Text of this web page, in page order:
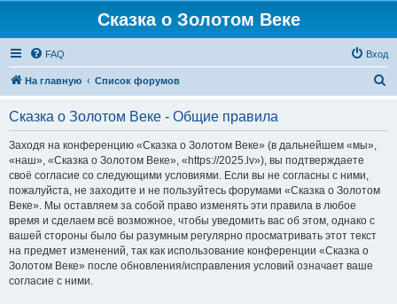
Сказка о Золотом Веке
FAQ Вход
На главную Список форумов
Сказка о Золотом Веке - Общие правила
Заходя на конференцию «Сказка о Золотом Веке» (в дальнейшем «мы»,
«наш», «Сказка о Золотом Веке», «https://2025.lv»), вы подтверждаете
своё согласие со следующими условиями. Если вы не согласны с ними,
пожалуйста, не заходите и не пользуйтесь форумами «Сказка о Золотом
Веке». Мы оставляем за собой право изменять эти правила в любое
время и сделаем всё возможное, чтобы уведомить вас об этом, однако с
вашей стороны было бы разумным регулярно просматривать этот текст
на предмет изменений, так как использование конференции «Сказка о
Золотом Веке» после обновления/исправления условий означает ваше
согласие с ними.